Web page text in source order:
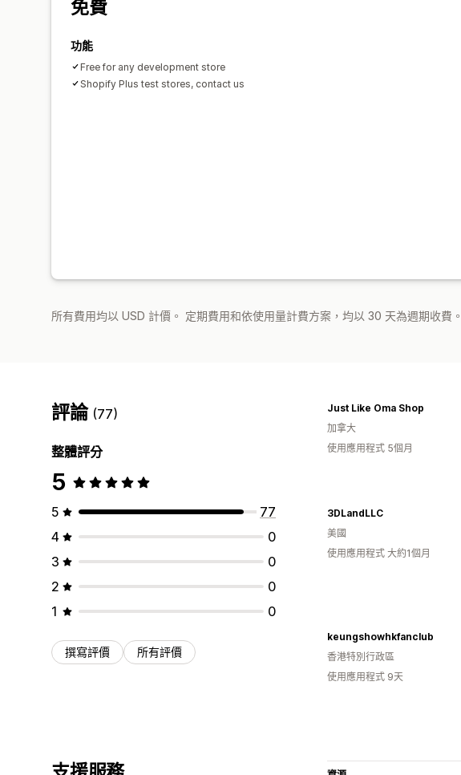
免費
功能
Free for any development store
Shopify Plus test stores, contact us
所有費用均以 USD 計價。 定期費用和依使用量計費方案，均以 30 天為週期收費。
評論 (77)
整體評分
5
5
77
4
0
3
0
2
0
1
0
撰寫評價 所有評價
Just Like Oma Shop
加拿大
使用應用程式 5個月
3DLandLLC
美國
使用應用程式 大約1個月
keungshowhkfanclub
香港特別行政區
使用應用程式 9天